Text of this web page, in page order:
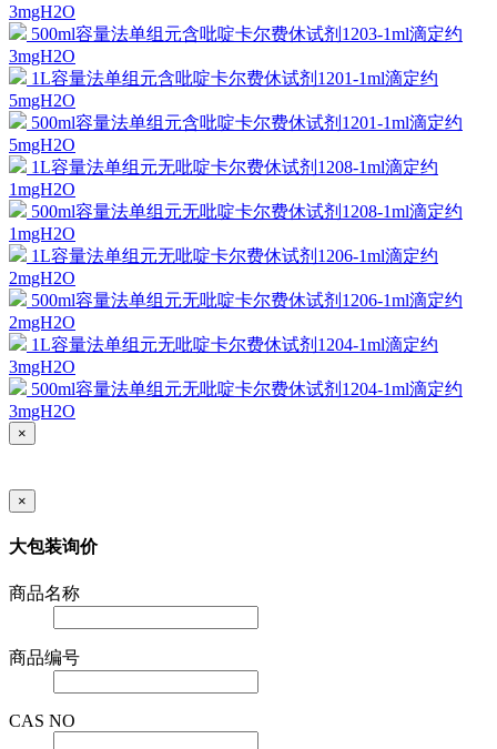
3mgH2O
500ml容量法单组元含吡啶卡尔费休试剂1203-1ml滴定约
3mgH2O
1L容量法单组元含吡啶卡尔费休试剂1201-1ml滴定约
5mgH2O
500ml容量法单组元含吡啶卡尔费休试剂1201-1ml滴定约
5mgH2O
1L容量法单组元无吡啶卡尔费休试剂1208-1ml滴定约
1mgH2O
500ml容量法单组元无吡啶卡尔费休试剂1208-1ml滴定约
1mgH2O
1L容量法单组元无吡啶卡尔费休试剂1206-1ml滴定约
2mgH2O
500ml容量法单组元无吡啶卡尔费休试剂1206-1ml滴定约
2mgH2O
1L容量法单组元无吡啶卡尔费休试剂1204-1ml滴定约
3mgH2O
500ml容量法单组元无吡啶卡尔费休试剂1204-1ml滴定约
3mgH2O
×
×
大包装询价
商品名称
商品编号
CAS NO